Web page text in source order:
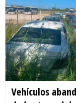
Vehículos